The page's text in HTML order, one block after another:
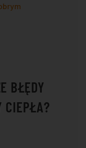
BŁĘDY
CIEPŁA?